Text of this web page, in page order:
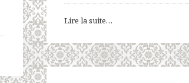
Lire la suite…